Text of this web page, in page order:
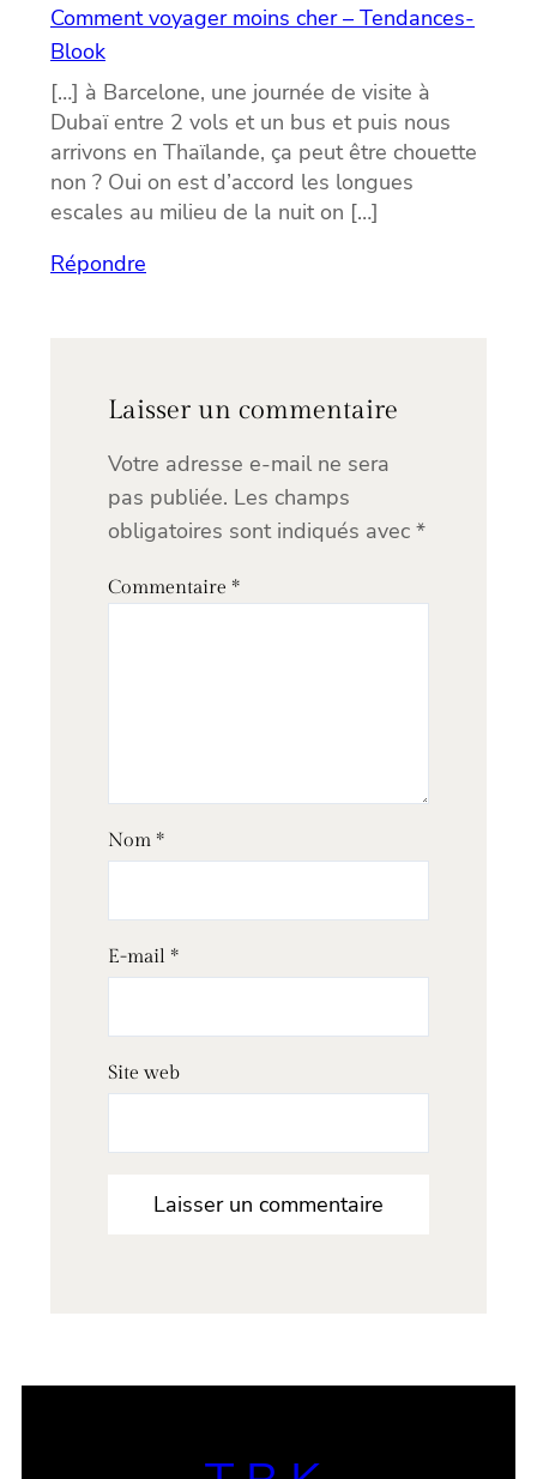
Comment voyager moins cher – Tendances-
Blook
[…] à Barcelone, une journée de visite à
Dubaï entre 2 vols et un bus et puis nous
arrivons en Thaïlande, ça peut être chouette
non ? Oui on est d’accord les longues
escales au milieu de la nuit on […]
Répondre
Laisser un commentaire
Votre adresse e-mail ne sera
pas publiée. Les champs
obligatoires sont indiqués avec *
Commentaire *
Nom *
E-mail *
Site web